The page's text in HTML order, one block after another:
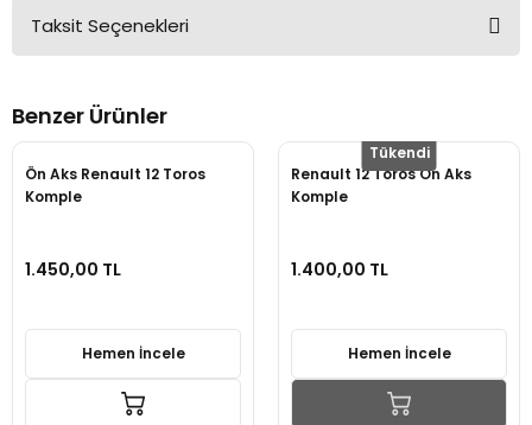
Bu ürüne ilk yorumu siz yapın!
Taksit Seçenekleri
Benzer Ürünler
Ön Aks Renault 12 Toros
Komple
1.450,00 TL
Hemen İncele
Tükendi
Renault 12 Toros Ön Aks
Komple
1.400,00 TL
Hemen İncele